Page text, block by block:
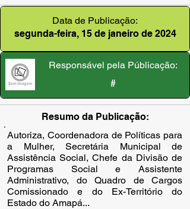
Data de Publicação:
segunda-feira, 15 de janeiro de 2024
Responsável pela Públicação:
#
Resumo da Publicação:
Autoriza, Coordenadora de Políticas para
a Mulher, Secretária Municipal de
Assistência Social, Chefe da Divisão de
Programas Social e Assistente
Administrativo, do Quadro de Cargos
Comissionado e do Ex-Território do
Estado do Amapá...